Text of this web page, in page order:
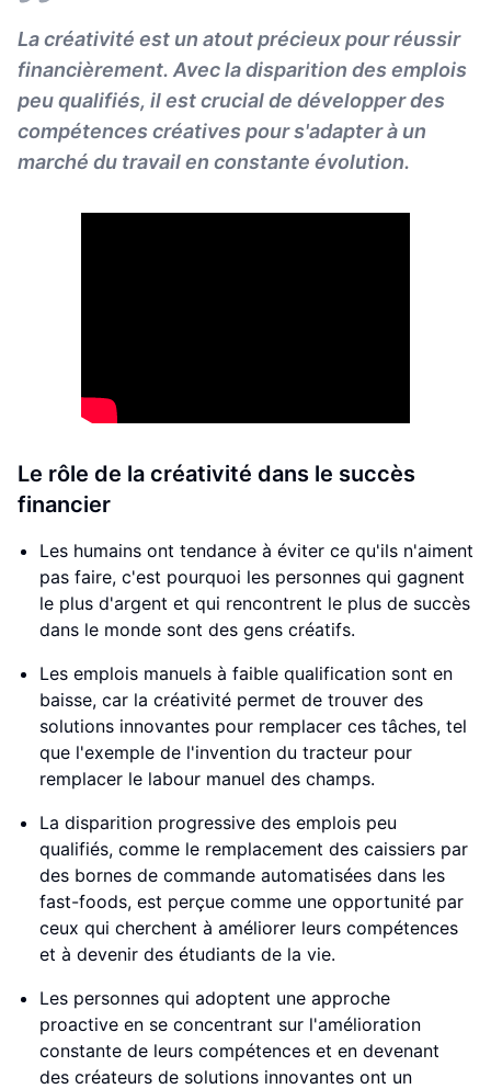
La créativité est un atout précieux pour réussir
financièrement. Avec la disparition des emplois
peu qualifiés, il est crucial de développer des
compétences créatives pour s'adapter à un
marché du travail en constante évolution.
Le rôle de la créativité dans le succès
financier
Les humains ont tendance à éviter ce qu'ils n'aiment
pas faire, c'est pourquoi les personnes qui gagnent
le plus d'argent et qui rencontrent le plus de succès
dans le monde sont des gens créatifs.
Les emplois manuels à faible qualification sont en
baisse, car la créativité permet de trouver des
solutions innovantes pour remplacer ces tâches, tel
que l'exemple de l'invention du tracteur pour
remplacer le labour manuel des champs.
La disparition progressive des emplois peu
qualifiés, comme le remplacement des caissiers par
des bornes de commande automatisées dans les
fast-foods, est perçue comme une opportunité par
ceux qui cherchent à améliorer leurs compétences
et à devenir des étudiants de la vie.
Les personnes qui adoptent une approche
proactive en se concentrant sur l'amélioration
constante de leurs compétences et en devenant
des créateurs de solutions innovantes ont un